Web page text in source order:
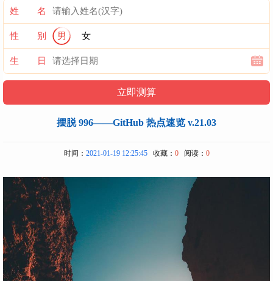
姓 名
性 别 男 女
生 日
摆脱 996——GitHub 热点速览 v.21.03
时间： 2021-01-19 12:25:45收藏： 0阅读： 0